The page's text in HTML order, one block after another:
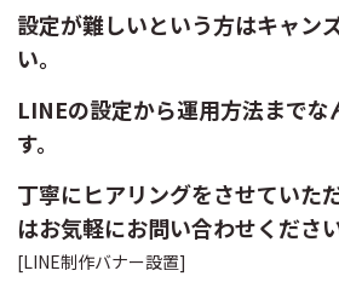
設定が難しいという方はキャン
い。
LINEの設定から運用方法までな
す。
丁寧にヒアリングをさせていた
はお気軽にお問い合わせくださ
[LINE制作バナー設置]